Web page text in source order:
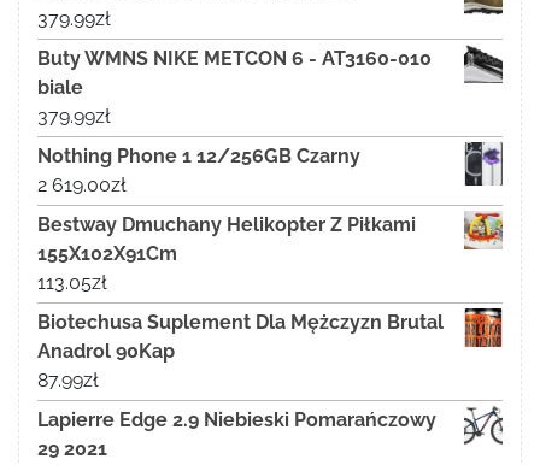
379.99zł
Buty WMNS NIKE METCON 6 - AT3160-010
biale
379.99zł
Nothing Phone 1 12/256GB Czarny
2 619.00zł
Bestway Dmuchany Helikopter Z Piłkami
155X102X91Cm
113.05zł
Biotechusa Suplement Dla Mężczyzn Brutal
Anadrol 90Kap
87.99zł
Lapierre Edge 2.9 Niebieski Pomarańczowy
29 2021